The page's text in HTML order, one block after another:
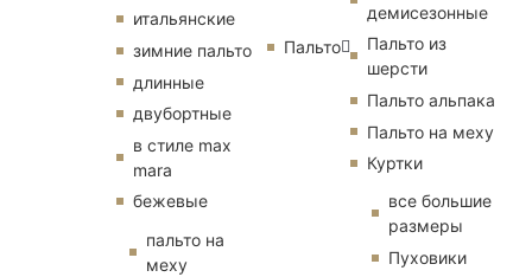
итальянские
зимние пальто
длинные
двубортные
в стиле max
mara
бежевые
пальто на
меху
Пальто
демисезонные
Пальто из
шерсти
Пальто альпака
Пальто на меху
Куртки
все большие
размеры
Пуховики